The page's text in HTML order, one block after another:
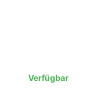
Verfügbar